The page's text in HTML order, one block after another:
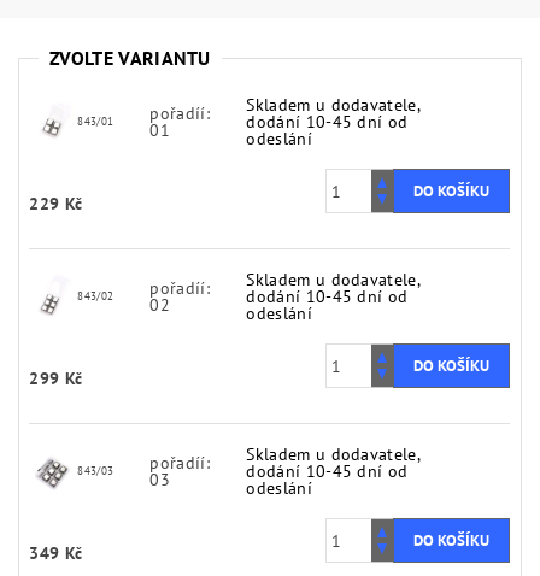
ZVOLTE VARIANTU
843/01 pořadíí:
01
Skladem u dodavatele,
dodání 10-45 dní od
odeslání
229 Kč
843/02 pořadíí:
02
Skladem u dodavatele,
dodání 10-45 dní od
odeslání
299 Kč
843/03 pořadíí:
03
Skladem u dodavatele,
dodání 10-45 dní od
odeslání
349 Kč